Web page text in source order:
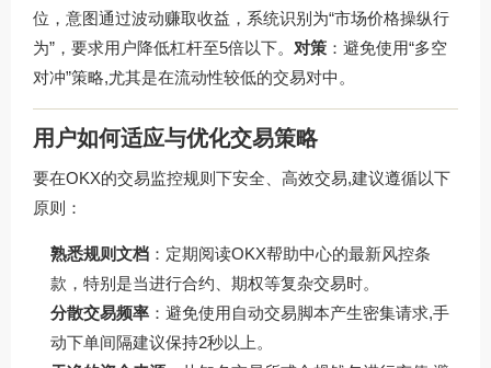
位，意图通过波动赚取收益，系统识别为“市场价格操纵行
为”，要求用户降低杠杆至5倍以下。 对策 ：避免使用“多空
对冲”策略,尤其是在流动性较低的交易对中。
用户如何适应与优化交易策略
要在OKX的交易监控规则下安全、高效交易,建议遵循以下
原则：
熟悉规则文档 ：定期阅读OKX帮助中心的最新风控条
款，特别是当进行合约、期权等复杂交易时。
分散交易频率 ：避免使用自动交易脚本产生密集请求,手
动下单间隔建议保持2秒以上。